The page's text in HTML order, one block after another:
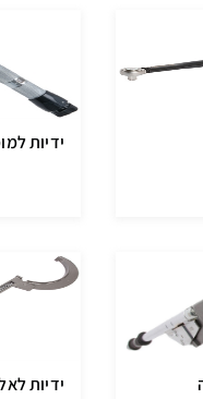
ידיות
ידיות